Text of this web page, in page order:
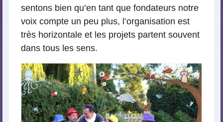
sentons bien qu’en tant que fondateurs notre
voix compte un peu plus, l’organisation est
très horizontale et les projets partent souvent
dans tous les sens.